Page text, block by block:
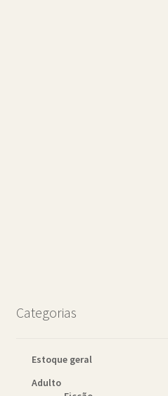
Categorias
Estoque geral
Adulto